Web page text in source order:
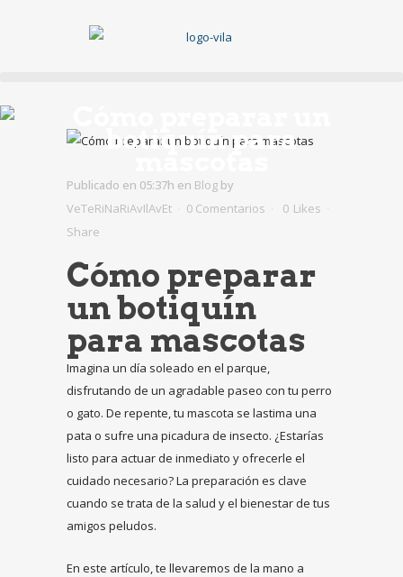
botiquín para
Publicado en 05:37h en Blog by
VeTeRiNaRiAvIlAvEt
0 Comentarios 0 Likes
Share
Cómo preparar
un botiquín
para mascotas
Imagina un día soleado en el parque,
disfrutando de un agradable paseo con tu perro
o gato. De repente, tu mascota se lastima una
pata o sufre una picadura de insecto. ¿Estarías
listo para actuar de inmediato y ofrecerle el
cuidado necesario? La preparación es clave
cuando se trata de la salud y el bienestar de tus
amigos peludos.
En este artículo, te llevaremos de la mano a